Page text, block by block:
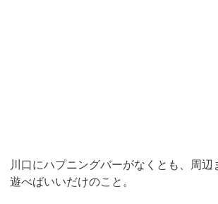
川口にハプニングバーがなくとも、周辺
遊べばいいだけのこと。